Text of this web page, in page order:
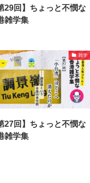
29回】ちょっと不憫な
雑学集
雑学
27回】ちょっと不憫な
雑学集